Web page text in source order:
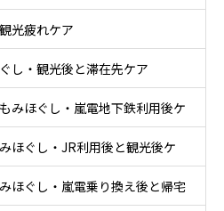
光疲れケア
し・観光後と滞在先ケア
みほぐし・嵐電地下鉄利用後ケ
ほぐし・JR利用後と観光後ケ
ほぐし・嵐電乗り換え後と帰宅